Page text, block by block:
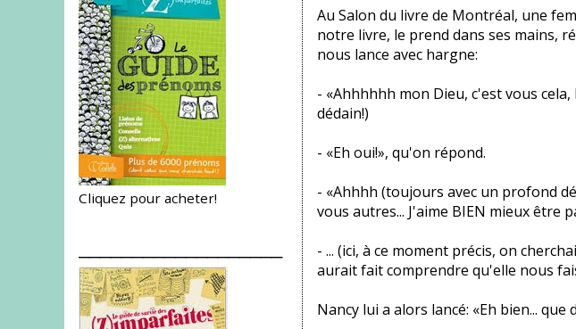
Cliquez pour acheter!
Au Salon du livre de Montréal, une
notre livre, le prend dans ses mains,
nous lance avec hargne:
- «Ahhhhhh mon Dieu, c'est vous
dédain!)
- «Eh oui!», qu'on répond.
- «Ahhhh (toujours avec un profond
vous autres... J'aime BIEN mieux être
- ... (ici, à ce moment précis, on
aurait fait comprendre qu'elle nous
Nancy lui a alors lancé: «Eh bien...